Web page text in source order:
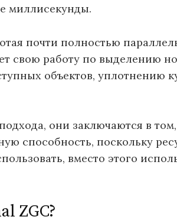
миллисекунды.
почти полностью
свою работу по выделению
объектов, уплотнению
они заключаются в
способность, поскольку
вместо этого
ZGC?